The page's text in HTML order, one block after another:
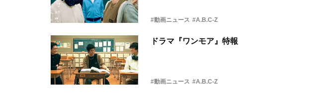
#動画ニュース #A.B.C-Z
ドラマ『ワンモア』特報
#動画ニュース #A.B.C-Z